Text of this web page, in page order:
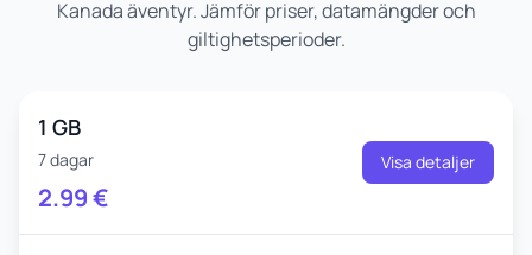
Kanada äventyr. Jämför priser, datamängder och
giltighetsperioder.
1 GB
7 dagar
2.99€
Visa detaljer